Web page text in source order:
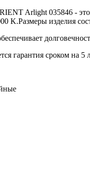
Arlight 035846 -
K.Размеры изделия
гарантия сроком на 5